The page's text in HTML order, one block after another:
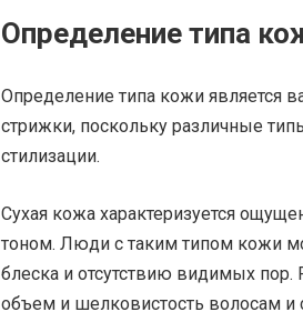
Определение типа
Определение типа кожи
стрижки, поскольку различные
стилизации.
Сухая кожа характеризуется
тоном. Люди с таким типом кожи
блеска и отсутствию видимых пор.
объем и шелковистость волосам и